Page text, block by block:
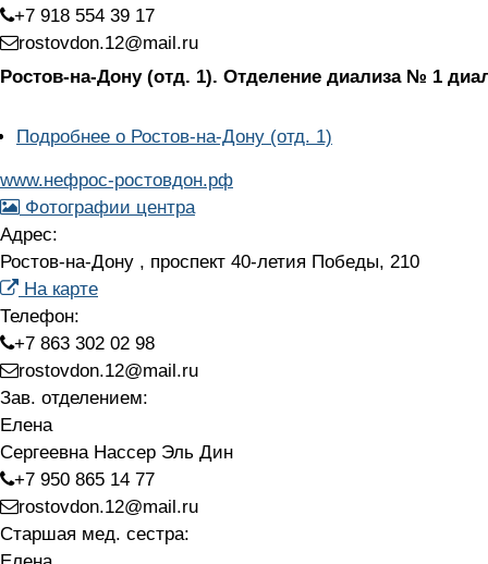
+7 918 554 39 17
rostovdon.12@mail.ru
Ростов-на-Дону (отд. 1). Отделение диализа № 1
Подробнее о Ростов-на-Дону (отд. 1)
www.нефрос-ростовдон.рф
Фотографии центра
Адрес:
Ростов-на-Дону , проспект 40-летия Победы, 210
На карте
Телефон:
+7 863 302 02 98
rostovdon.12@mail.ru
Зав. отделением:
Елена
Сергеевна Нассер Эль Дин
+7 950 865 14 77
rostovdon.12@mail.ru
Старшая мед. сестра: